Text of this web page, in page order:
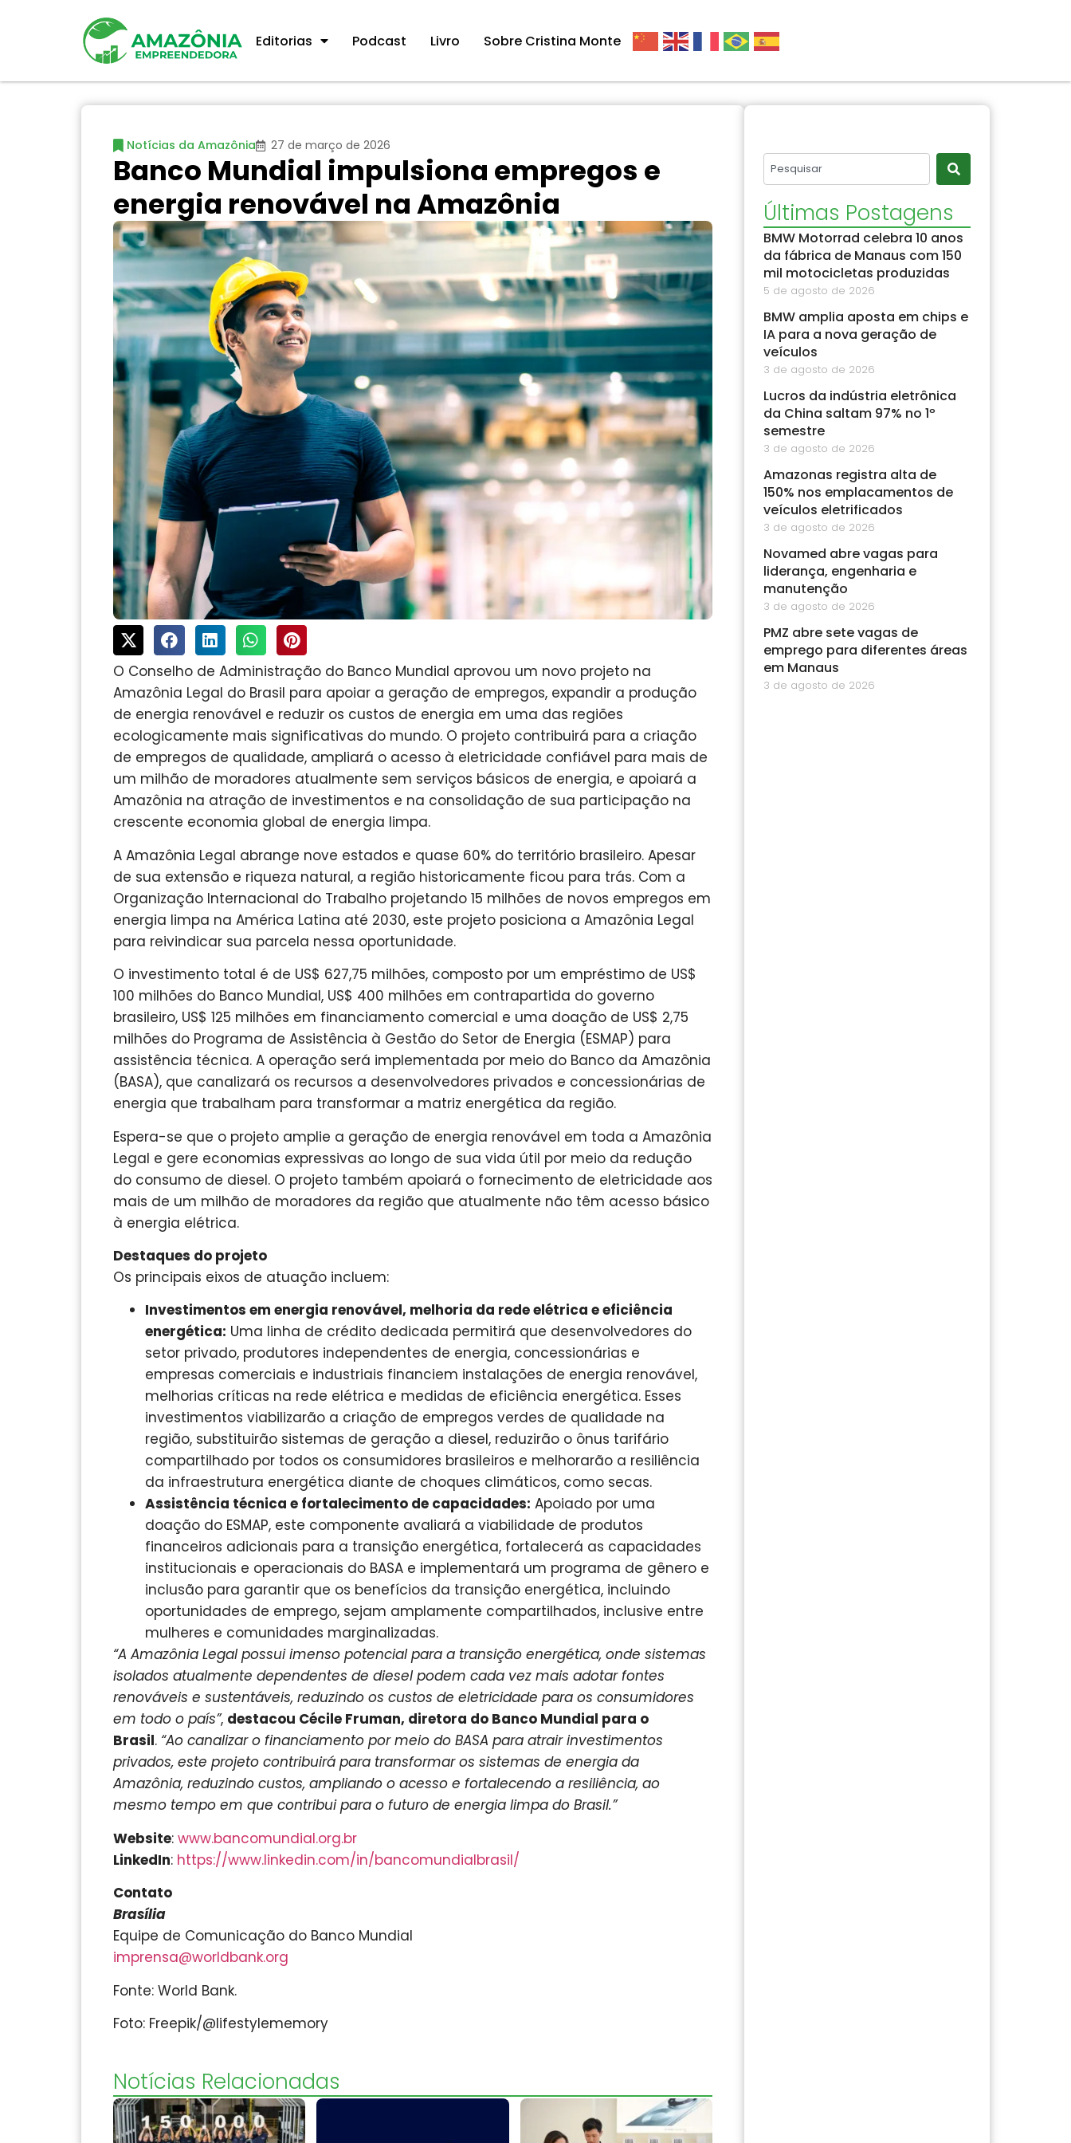
Editorias Podcast Livro Sobre Cristina Monte
Notícias da Amazônia 27 de março de 2026
Banco Mundial impulsiona empregos e
energia renovável na Amazônia
O Conselho de Administração do Banco Mundial aprovou um novo projeto na
Amazônia Legal do Brasil para apoiar a geração de empregos, expandir a produção
de energia renovável e reduzir os custos de energia em uma das regiões
ecologicamente mais significativas do mundo. O projeto contribuirá para a criação
de empregos de qualidade, ampliará o acesso à eletricidade confiável para mais de
um milhão de moradores atualmente sem serviços básicos de energia, e apoiará a
Amazônia na atração de investimentos e na consolidação de sua participação na
crescente economia global de energia limpa.
A Amazônia Legal abrange nove estados e quase 60% do território brasileiro. Apesar
de sua extensão e riqueza natural, a região historicamente ficou para trás. Com a
Organização Internacional do Trabalho projetando 15 milhões de novos empregos em
energia limpa na América Latina até 2030, este projeto posiciona a Amazônia Legal
para reivindicar sua parcela nessa oportunidade.
O investimento total é de US$ 627,75 milhões, composto por um empréstimo de US$
100 milhões do Banco Mundial, US$ 400 milhões em contrapartida do governo
brasileiro, US$ 125 milhões em financiamento comercial e uma doação de US$ 2,75
milhões do Programa de Assistência à Gestão do Setor de Energia (ESMAP) para
assistência técnica. A operação será implementada por meio do Banco da Amazônia
(BASA), que canalizará os recursos a desenvolvedores privados e concessionárias de
energia que trabalham para transformar a matriz energética da região.
Espera-se que o projeto amplie a geração de energia renovável em toda a Amazônia
Legal e gere economias expressivas ao longo de sua vida útil por meio da redução
do consumo de diesel. O projeto também apoiará o fornecimento de eletricidade aos
mais de um milhão de moradores da região que atualmente não têm acesso básico
à energia elétrica.
Destaques do projeto
Os principais eixos de atuação incluem:
Investimentos em energia renovável, melhoria da rede elétrica e eficiência
energética: Uma linha de crédito dedicada permitirá que desenvolvedores do
setor privado, produtores independentes de energia, concessionárias e
empresas comerciais e industriais financiem instalações de energia renovável,
melhorias críticas na rede elétrica e medidas de eficiência energética. Esses
investimentos viabilizarão a criação de empregos verdes de qualidade na
região, substituirão sistemas de geração a diesel, reduzirão o ônus tarifário
compartilhado por todos os consumidores brasileiros e melhorarão a resiliência
da infraestrutura energética diante de choques climáticos, como secas.
Assistência técnica e fortalecimento de capacidades: Apoiado por uma
doação do ESMAP, este componente avaliará a viabilidade de produtos
financeiros adicionais para a transição energética, fortalecerá as capacidades
institucionais e operacionais do BASA e implementará um programa de gênero e
inclusão para garantir que os benefícios da transição energética, incluindo
oportunidades de emprego, sejam amplamente compartilhados, inclusive entre
mulheres e comunidades marginalizadas.
“A Amazônia Legal possui imenso potencial para a transição energética, onde sistemas
isolados atualmente dependentes de diesel podem cada vez mais adotar fontes
renováveis e sustentáveis, reduzindo os custos de eletricidade para os consumidores
em todo o país”, destacou Cécile Fruman, diretora do Banco Mundial para o
Brasil. “Ao canalizar o financiamento por meio do BASA para atrair investimentos
privados, este projeto contribuirá para transformar os sistemas de energia da
Amazônia, reduzindo custos, ampliando o acesso e fortalecendo a resiliência, ao
mesmo tempo em que contribui para o futuro de energia limpa do Brasil.”
Website: www.bancomundial.org.br
LinkedIn: https://www.linkedin.com/in/bancomundialbrasil/
Contato
Brasília
Equipe de Comunicação do Banco Mundial
imprensa@worldbank.org
Fonte: World Bank.
Foto: Freepik/@lifestylememory
Notícias Relacionadas
Últimas Postagens
BMW Motorrad celebra 10 anos
da fábrica de Manaus com 150
mil motocicletas produzidas
5 de agosto de 2026
BMW amplia aposta em chips e
IA para a nova geração de
veículos
3 de agosto de 2026
Lucros da indústria eletrônica
da China saltam 97% no 1º
semestre
3 de agosto de 2026
Amazonas registra alta de
150% nos emplacamentos de
veículos eletrificados
3 de agosto de 2026
Novamed abre vagas para
liderança, engenharia e
manutenção
3 de agosto de 2026
PMZ abre sete vagas de
emprego para diferentes áreas
em Manaus
3 de agosto de 2026